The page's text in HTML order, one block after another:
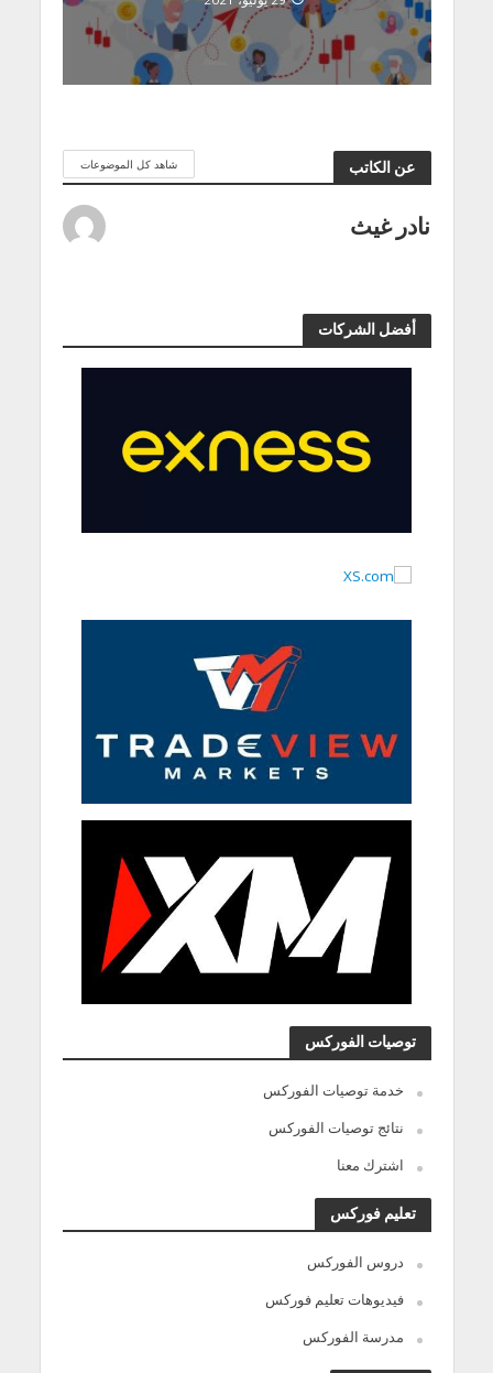
عن الكاتب شاهد كل الموضوعات
نادر غيث
أفضل الشركات
توصيات الفوركس
خدمة توصيات الفوركس
نتائج توصيات الفوركس
اشترك معنا
تعليم فوركس
دروس الفوركس
فيديوهات تعليم فوركس
مدرسة الفوركس